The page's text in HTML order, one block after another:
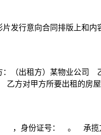
发行意向合同排版上和
（出租方）某物业公司
方对甲方所要出租的房
，身份证号： 。 承揽